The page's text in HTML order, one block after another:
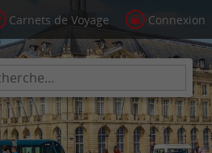
Carnets de Voyage Connexion